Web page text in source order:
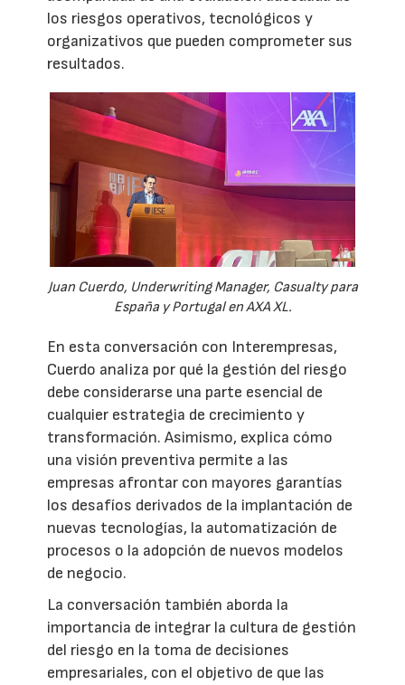
los riesgos operativos, tecnológicos y
organizativos que pueden comprometer sus
resultados.
Juan Cuerdo, Underwriting Manager, Casualty para
España y Portugal en AXA XL.
En esta conversación con Interempresas,
Cuerdo analiza por qué la gestión del riesgo
debe considerarse una parte esencial de
cualquier estrategia de crecimiento y
transformación. Asimismo, explica cómo
una visión preventiva permite a las
empresas afrontar con mayores garantías
los desafíos derivados de la implantación de
nuevas tecnologías, la automatización de
procesos o la adopción de nuevos modelos
de negocio.
La conversación también aborda la
importancia de integrar la cultura de gestión
del riesgo en la toma de decisiones
empresariales, con el objetivo de que las